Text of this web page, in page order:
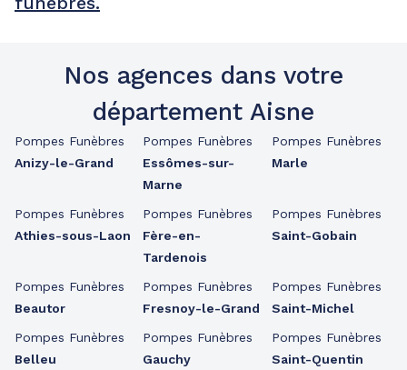
Nos agences dans votre
département Aisne
Pompes Funèbres
Anizy-le-Grand
Pompes Funèbres
Athies-sous-Laon
Pompes Funèbres
Beautor
Pompes Funèbres
Belleu
Pompes Funèbres
Essômes-sur-
Marne
Pompes Funèbres
Fère-en-
Tardenois
Pompes Funèbres
Fresnoy-le-Grand
Pompes Funèbres
Gauchy
Pompes Funèbres
Marle
Pompes Funèbres
Saint-Gobain
Pompes Funèbres
Saint-Michel
Pompes Funèbres
Saint-Quentin